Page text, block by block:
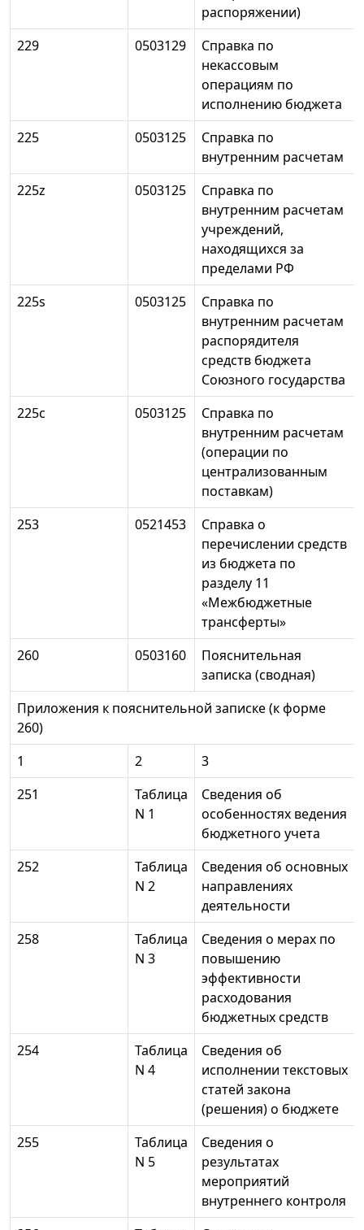
распоряжении)
229
0503129
Справка по
некассовым
операциям по
исполнению бюджета
225
0503125
Справка по
внутренним расчетам
225z
0503125
Справка по
внутренним расчетам
учреждений,
находящихся за
пределами РФ
225s
0503125
Справка по
внутренним расчетам
распорядителя
средств бюджета
Союзного государства
225c
0503125
Справка по
внутренним расчетам
(операции по
централизованным
поставкам)
253
0521453
Справка о
перечислении средств
из бюджета по
разделу 11
«Межбюджетные
трансферты»
260
0503160
Пояснительная
записка (сводная)
Приложения к пояснительной записке (к форме
260)
1
2
3
251
Таблица
N 1
Сведения об
особенностях ведения
бюджетного учета
252
Таблица
N 2
Сведения об основных
направлениях
деятельности
258
Таблица
N 3
Сведения о мерах по
повышению
эффективности
расходования
бюджетных средств
254
Таблица
N 4
Сведения об
исполнении текстовых
статей закона
(решения) о бюджете
255
Таблица
N 5
Сведения о
результатах
мероприятий
внутреннего контроля